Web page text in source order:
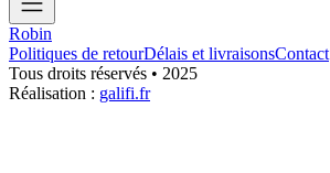
Robin
Politiques de retourDélais et livraisonsContact
Tous droits réservés • 2025
Réalisation : galifi.fr